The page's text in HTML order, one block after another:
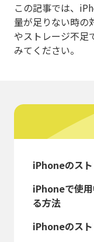
この記事では、
量が足りない時の
やストレージ不足
みてください。
iPhoneのス
iPhoneで使
る方法
iPhoneのス